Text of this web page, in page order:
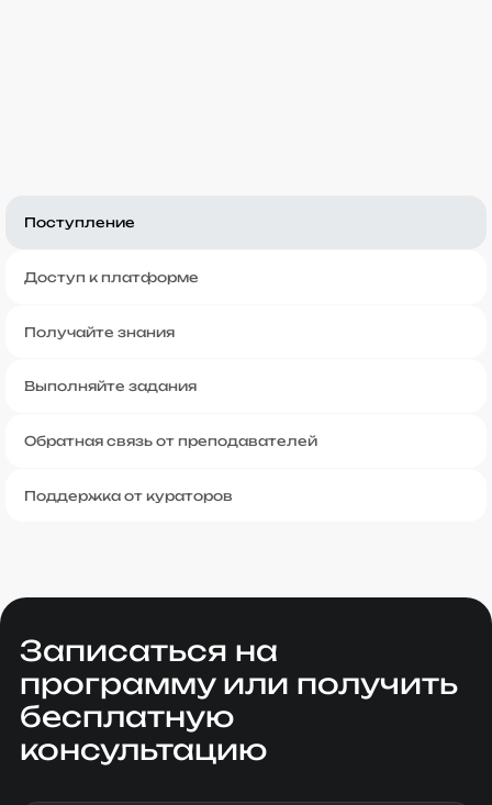
Поступление
Доступ к платформе
Получайте знания
Выполняйте задания
Обратная связь от преподавателей
Поддержка от кураторов
Записаться на
программу или получить
бесплатную
консультацию